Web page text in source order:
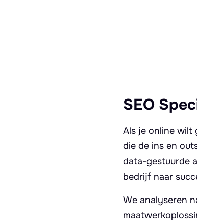
SEO
Als je online wilt
die de ins en
data-gestuurde
bedrijf naar
We analyseren